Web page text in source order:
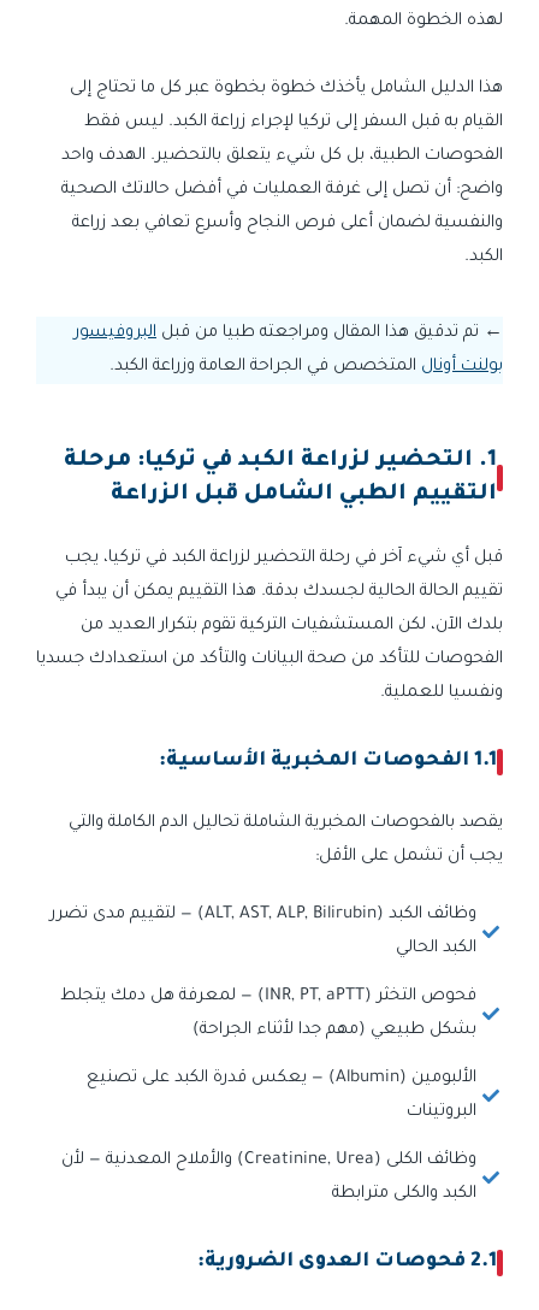
لهذه الخطوة المهمة.
هذا الدليل الشامل يأخذك خطوة بخطوة عبر كل ما تحتاج إلى
القيام به قبل السفر إلى تركيا لإجراء زراعة الكبد. ليس فقط
الفحوصات الطبية، بل كل شيء يتعلق بالتحضير. الهدف واحد
واضح: أن تصل إلى غرفة العمليات في أفضل حالاتك الصحية
والنفسية لضمان أعلى فرص النجاح وأسرع تعافي بعد زراعة
الكبد.
← تم تدقيق هذا المقال ومراجعته طبيا من قبل البروفيسور
بولنت أونال المتخصص في الجراحة العامة وزراعة الكبد.
1. التحضير لزراعة الكبد في تركيا: مرحلة
التقييم الطبي الشامل قبل الزراعة
قبل أي شيء آخر في رحلة التحضير لزراعة الكبد في تركيا، يجب
تقييم الحالة الحالية لجسدك بدقة. هذا التقييم يمكن أن يبدأ في
بلدك الآن، لكن المستشفيات التركية تقوم بتكرار العديد من
الفحوصات للتأكد من صحة البيانات والتأكد من استعدادك جسديا
ونفسيا للعملية.
1.1 الفحوصات المخبرية الأساسية:
يقصد بالفحوصات المخبرية الشاملة تحاليل الدم الكاملة والتي
يجب أن تشمل على الأقل:
وظائف الكبد (ALT, AST, ALP, Bilirubin) — لتقييم مدى تضرر
الكبد الحالي
فحوص التخثر (INR, PT, aPTT) — لمعرفة هل دمك يتجلط
بشكل طبيعي (مهم جدا لأثناء الجراحة)
الألبومين (Albumin) — يعكس قدرة الكبد على تصنيع
البروتينات
وظائف الكلى (Creatinine, Urea) والأملاح المعدنية — لأن
الكبد والكلى مترابطة
2.1 فحوصات العدوى الضرورية: